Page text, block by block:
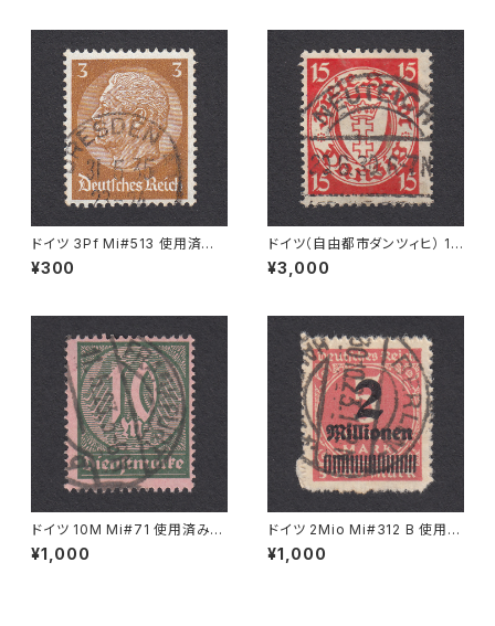
ドイツ 3Pf Mi#513 使用済み
切手｜DRESDEN 31.5.1935
¥300
ドイツ（自由都市ダンツィヒ） 15
Pf Mi#214 使用済み切手｜NE
UTEICH 20.6.1930
¥3,000
ドイツ 10M Mi#71 使用済み切
手｜FRANKFURT 11.5.1923
¥1,000
ドイツ 2Mio Mi#312 B 使用済
み切手｜BERLIN 30.10.1923
¥1,000